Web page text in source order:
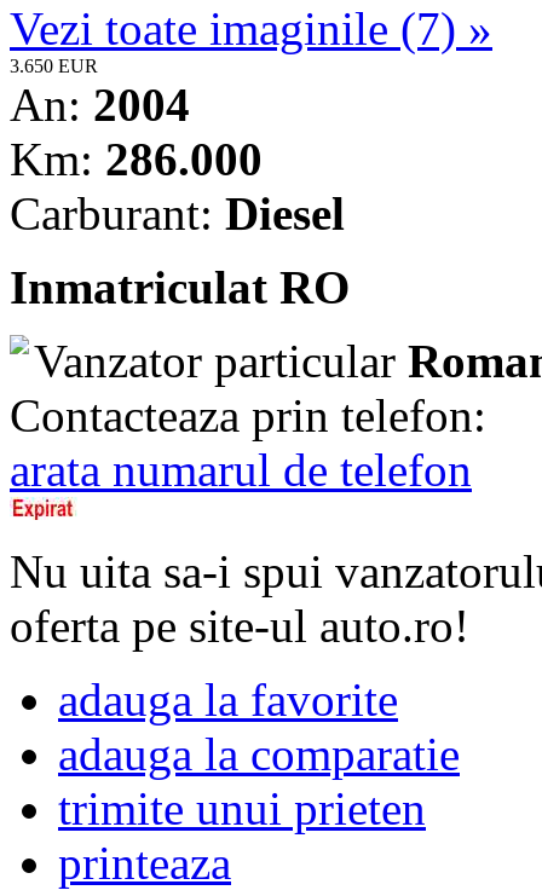
Vezi toate imaginile (7) »
3.650 EUR
An: 2004
Km: 286.000
Carburant: Diesel
Inmatriculat RO
Vanzator particular
Contacteaza prin telefon:
arata numarul de telefon
Nu uita sa-i spui
oferta pe site-ul auto.ro!
adauga la favorite
adauga la comparatie
trimite unui prieten
printeaza